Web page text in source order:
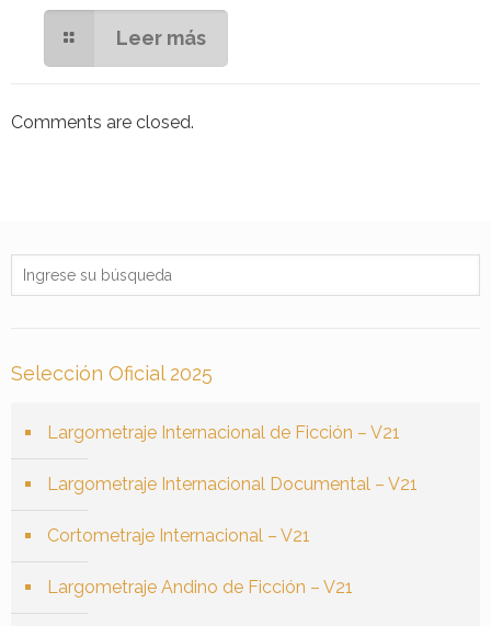
Leer más
Comments are closed.
Selección Oficial 2025
Largometraje Internacional de Ficción – V21
Largometraje Internacional Documental – V21
Cortometraje Internacional – V21
Largometraje Andino de Ficción – V21